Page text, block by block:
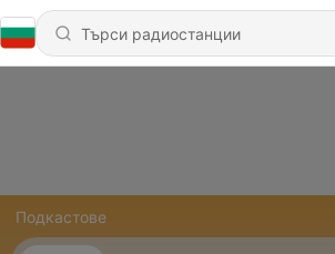
Подкастове